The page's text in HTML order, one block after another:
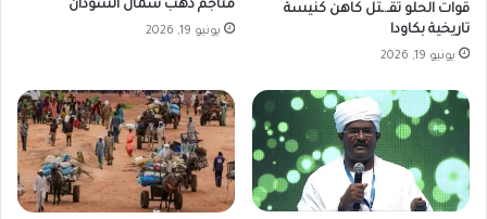
قوات الحلو تقـ.ـتل كاهن كنيسة
تاريخية بكاودا
يونيو 19, 2026
مناجم ذهب شمال السودان
يونيو 19, 2026